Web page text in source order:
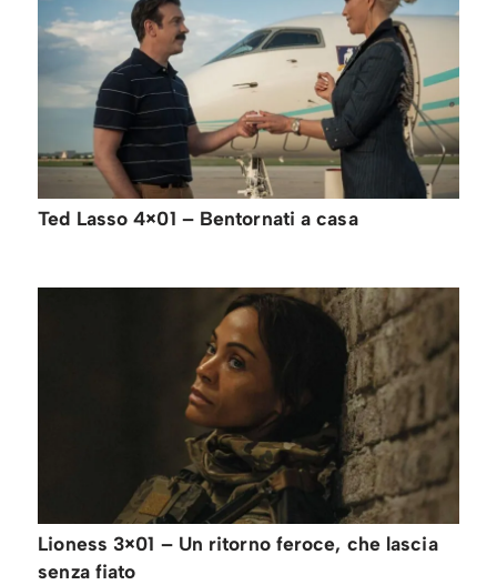
Ted Lasso 4×01 – Bentornati a casa
Lioness 3×01 – Un ritorno feroce, che lascia
senza fiato